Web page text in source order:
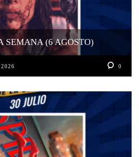
SEMANA (6 AGOSTO)
0